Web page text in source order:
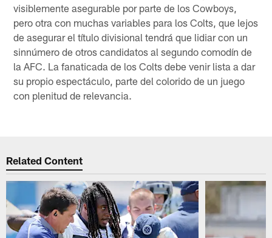
visiblemente asegurable por parte de los Cowboys,
pero otra con muchas variables para los Colts, que lejos
de asegurar el título divisional tendrá que lidiar con un
sinnúmero de otros candidatos al segundo comodín de
la AFC. La fanaticada de los Colts debe venir lista a dar
su propio espectáculo, parte del colorido de un juego
con plenitud de relevancia.
Related Content